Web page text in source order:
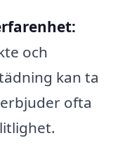
och
kan ta
ofta